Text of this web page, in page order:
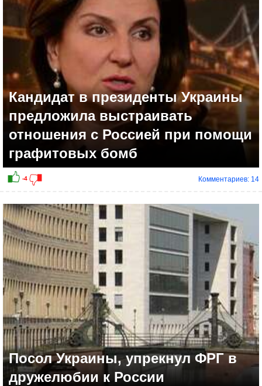
+1
Кандидат в президенты Украины
предложила выстраивать
отношения с Россией при помощи
графитовых бомб
Комментариев: 14
Посол Украины, упрекнул ФРГ в
дружелюбии к России